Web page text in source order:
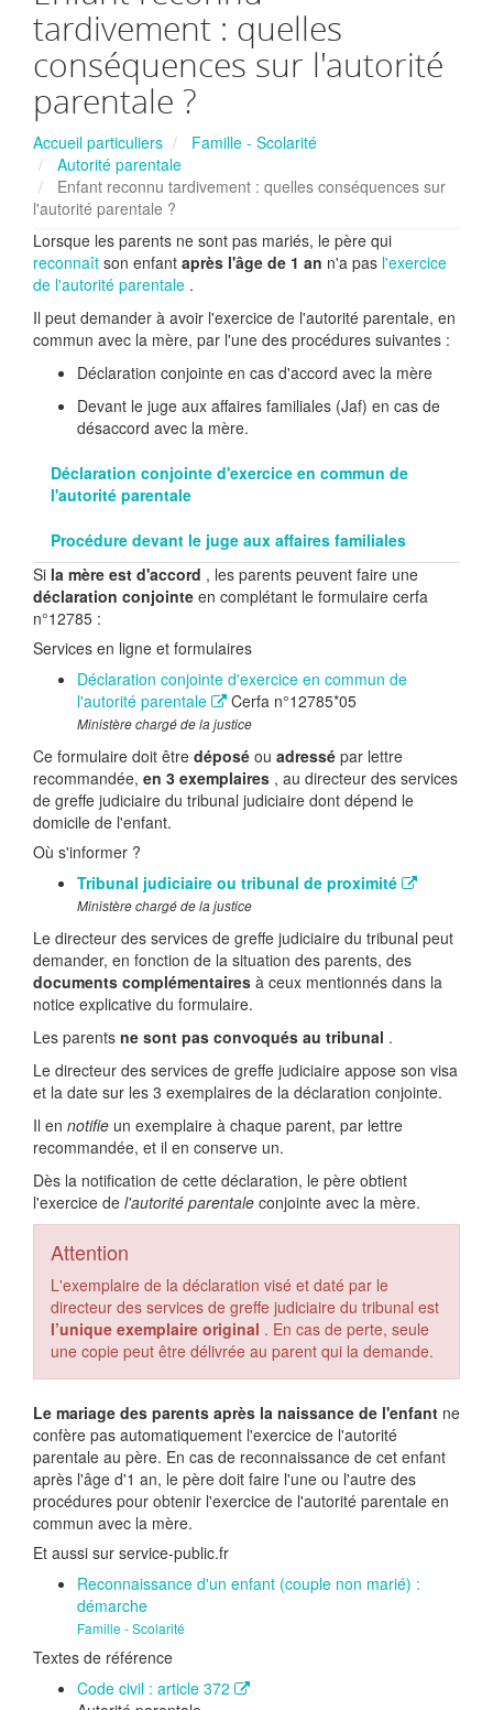
tardivement : quelles
conséquences sur l'autorité
parentale ?
Accueil particuliers
Famille - Scolarité
Autorité parentale
Enfant reconnu tardivement : quelles conséquences sur
l'autorité parentale ?
Lorsque les parents ne sont pas mariés, le père qui
reconnaît son enfant après l'âge de 1 an n'a pas l'exercice
de l'autorité parentale .
Il peut demander à avoir l'exercice de l'autorité parentale, en
commun avec la mère, par l'une des procédures suivantes :
Déclaration conjointe en cas d'accord avec la mère
Devant le juge aux affaires familiales (Jaf) en cas de
désaccord avec la mère.
Déclaration conjointe d'exercice en commun de
l'autorité parentale
Procédure devant le juge aux affaires familiales
Si la mère est d'accord , les parents peuvent faire une
déclaration conjointe en complétant le formulaire cerfa
n°12785 :
Services en ligne et formulaires
Déclaration conjointe d'exercice en commun de
l'autorité parentale
Cerfa n°12785*05
Ministère chargé de la justice
Ce formulaire doit être déposé ou adressé par lettre
recommandée, en 3 exemplaires , au directeur des services
de greffe judiciaire du tribunal judiciaire dont dépend le
domicile de l'enfant.
Où s'informer ?
Tribunal judiciaire ou tribunal de proximité
Ministère chargé de la justice
Le directeur des services de greffe judiciaire du tribunal peut
demander, en fonction de la situation des parents, des
documents complémentaires à ceux mentionnés dans la
notice explicative du formulaire.
Les parents ne sont pas convoqués au tribunal .
Le directeur des services de greffe judiciaire appose son visa
et la date sur les 3 exemplaires de la déclaration conjointe.
Il en notifie un exemplaire à chaque parent, par lettre
recommandée, et il en conserve un.
Dès la notification de cette déclaration, le père obtient
l'exercice de l'autorité parentale conjointe avec la mère.
Attention
L'exemplaire de la déclaration visé et daté par le
directeur des services de greffe judiciaire du tribunal est
l’unique exemplaire original . En cas de perte, seule
une copie peut être délivrée au parent qui la demande.
Le mariage des parents après la naissance de l'enfant ne
confère pas automatiquement l'exercice de l'autorité
parentale au père. En cas de reconnaissance de cet enfant
après l'âge d'1 an, le père doit faire l'une ou l'autre des
procédures pour obtenir l'exercice de l'autorité parentale en
commun avec la mère.
Et aussi sur service-public.fr
Reconnaissance d'un enfant (couple non marié) :
démarche
Famille - Scolarité
Textes de référence
Code civil : article 372